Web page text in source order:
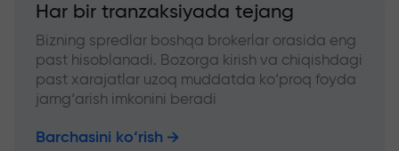
Har bir tranzaksiyada tejang
Bizning spredlar boshqa brokerlar orasida eng
past hisoblanadi. Bozorga kirish va chiqishdagi
past xarajatlar uzoq muddatda ko‘proq foyda
jamg‘arish imkonini beradi
Barchasini ko‘rish